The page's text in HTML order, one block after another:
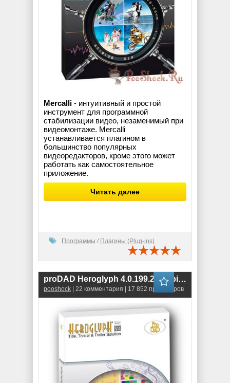
Mercalli - интуитивный и простой
инструмент для программной
стабилизации видео, незаменимый при
видеомонтаже. Mercalli
устанавливается плагином в
большинство популярных
видеоредакторов, кроме этого может
работать как самостоятельное
приложение.
Читать далее
Программы / Плагины (Plug-ins)
proDAD Heroglyph 4.0.199.2 (64-bit) \ 4.0.198.1 (32-bit)
pooshock | 22 комментария | 17 852 просмотров